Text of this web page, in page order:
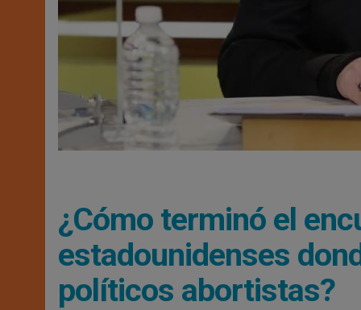
¿Cómo terminó el
estadounidenses
políticos abortistas?